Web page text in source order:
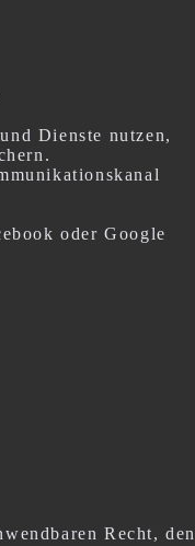
Dienste nutzen,
oder Google
Recht, den